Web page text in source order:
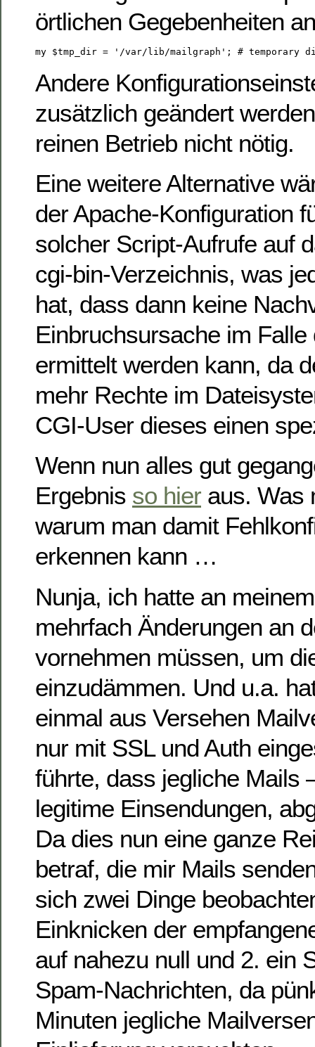
örtlichen Gegebenheiten
Andere
zusätzlich geändert
reinen Betrieb nicht nötig.
Eine weitere Alternative
der Apache-Konfiguration
solcher Script-Aufrufe auf
cgi-bin-Verzeichnis, was
hat, dass dann keine
Einbruchsursache im Falle
ermittelt werden kann, da
mehr Rechte im
CGI-User dieses einen
Wenn nun alles gut
Ergebnis so hier aus. Was
warum man damit
erkennen kann …
Nunja, ich hatte an
mehrfach Änderungen an
vornehmen müssen, um
einzudämmen. Und u.a.
einmal aus Versehen
nur mit SSL und Auth
führte, dass jegliche Mails
legitime Einsendungen,
Da dies nun eine ganze
betraf, die mir Mails
sich zwei Dinge
Einknicken der
auf nahezu null und 2. ein
Spam-Nachrichten, da
Minuten jegliche